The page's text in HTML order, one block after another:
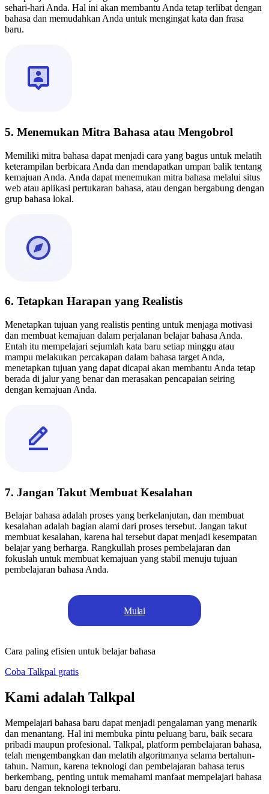
sehari-hari Anda. Hal ini akan membantu Anda tetap terlibat dengan
bahasa dan memudahkan Anda untuk mengingat kata dan frasa
baru.
5. Menemukan Mitra Bahasa atau Mengobrol
Memiliki mitra bahasa dapat menjadi cara yang bagus untuk melatih
keterampilan berbicara Anda dan mendapatkan umpan balik tentang
kemajuan Anda. Anda dapat menemukan mitra bahasa melalui situs
web atau aplikasi pertukaran bahasa, atau dengan bergabung dengan
grup bahasa lokal.
6. Tetapkan Harapan yang Realistis
Menetapkan tujuan yang realistis penting untuk menjaga motivasi
dan membuat kemajuan dalam perjalanan belajar bahasa Anda.
Entah itu mempelajari sejumlah kata baru setiap minggu atau
mampu melakukan percakapan dalam bahasa target Anda,
menetapkan tujuan yang dapat dicapai akan membantu Anda tetap
berada di jalur yang benar dan merasakan pencapaian seiring
dengan kemajuan Anda.
7. Jangan Takut Membuat Kesalahan
Belajar bahasa adalah proses yang berkelanjutan, dan membuat
kesalahan adalah bagian alami dari proses tersebut. Jangan takut
membuat kesalahan, karena hal tersebut dapat menjadi kesempatan
belajar yang berharga. Rangkullah proses pembelajaran dan
fokuslah untuk membuat kemajuan yang stabil menuju tujuan
pembelajaran bahasa Anda.
Mulai
Cara paling efisien untuk belajar bahasa
Coba Talkpal gratis
Kami adalah Talkpal
Mempelajari bahasa baru dapat menjadi pengalaman yang menarik
dan menantang. Hal ini membuka pintu peluang baru, baik secara
pribadi maupun profesional. Talkpal, platform pembelajaran bahasa,
telah mengembangkan dan melatih algoritmanya selama bertahun-
tahun. Namun, karena teknologi dan pembelajaran bahasa terus
berkembang, penting untuk memahami manfaat mempelajari bahasa
baru dengan teknologi terbaru.